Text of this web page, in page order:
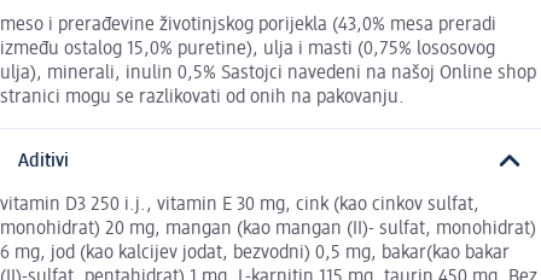
meso i prerađevine životinjskog porijekla (43,0% mesa preradi
između ostalog 15,0% puretine), ulja i masti (0,75% lososovog
ulja), minerali, inulin 0,5% Sastojci navedeni na našoj Online shop
stranici mogu se razlikovati od onih na pakovanju.
Aditivi
vitamin D3 250 i.j., vitamin E 30 mg, cink (kao cinkov sulfat,
monohidrat) 20 mg, mangan (kao mangan (II)- sulfat, monohidrat)
6 mg, jod (kao kalcijev jodat, bezvodni) 0,5 mg, bakar(kao bakar